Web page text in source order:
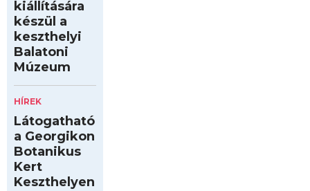
kiállítására
készül a
keszthelyi
Balatoni
Múzeum
HÍREK
Látogatható
a Georgikon
Botanikus
Kert
Keszthelyen